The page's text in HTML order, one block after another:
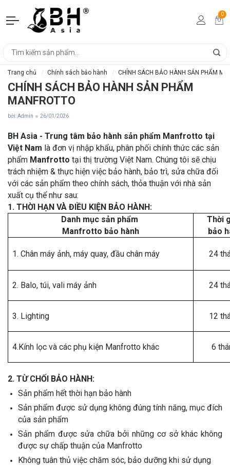
0
Trang chủ Chính sách bảo hành CHÍNH SÁCH BẢO HÀNH SẢN PHẨM
CHÍNH SÁCH BẢO HÀNH SẢN PHẨM
MANFROTTO
bởi: Admin 26/01/2026
BH Asia - Trung tâm bảo hành sản phẩm Manfrotto tại
Việt Nam là đơn vị nhập khẩu, phân phối chính thức các sản
phẩm Manfrotto tại thị trường Việt Nam. Chúng tôi sẽ chịu
trách nhiệm & thực hiện việc bảo hành, bảo trì, sửa chữa đối
với các sản phẩm theo chính sách, thỏa thuận với nhà sản
xuất cụ thể như sau:
1. THỜI HẠN VÀ ĐIỀU KIỆN BẢO HÀNH:
Danh mục sản phẩm
Manfrotto bảo hành
Thời
bảo
1. Chân máy ảnh, máy quay, đầu chân máy 24
2. Balo, túi, vali máy ảnh 24
3. Lighting 12
4.Kính lọc và các phụ kiện Manfrotto khác 6
2. TỪ CHỐI BẢO HÀNH:
Sản phẩm hết thời hạn bảo hành
Sản phẩm được sử dụng không đúng tính năng, mục đích
của sản phẩm
Sản phẩm được sửa chữa bởi những cơ sở khác không
được sự chấp thuận của Manfrotto
Không tuân thủ việc chăm sóc, bảo dưỡng khi sử dụng